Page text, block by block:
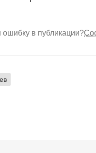
в публикации?